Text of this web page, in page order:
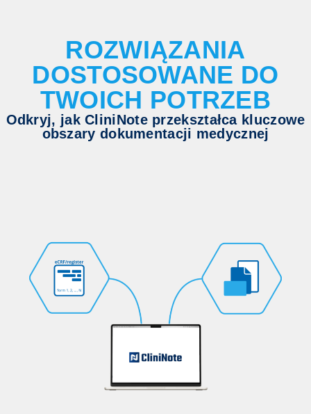
ROZWIĄZANIA
DOSTOSOWANE DO
TWOICH POTRZEB
Odkryj, jak CliniNote przekształca kluczowe
obszary dokumentacji medycznej